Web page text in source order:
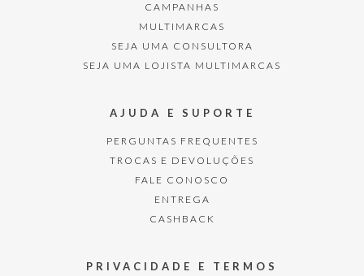
CAMPANHAS
MULTIMARCAS
SEJA UMA CONSULTORA
SEJA UMA LOJISTA MULTIMARCAS
AJUDA E SUPORTE
PERGUNTAS FREQUENTES
TROCAS E DEVOLUÇÕES
FALE CONOSCO
ENTREGA
CASHBACK
PRIVACIDADE E TERMOS